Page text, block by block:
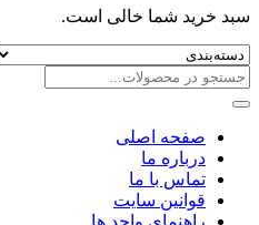
سبد خرید شما خالی است.
صفحه اصلی
درباره ما
تماس با ما
قوانین سایت
راهنمای واحد ها